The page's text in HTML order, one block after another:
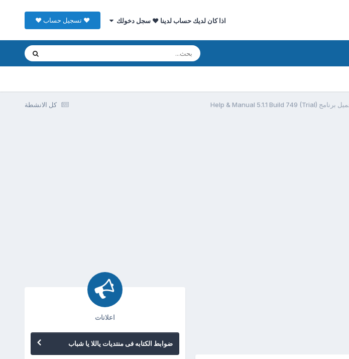
اذا كان لديك حساب لدينا ♥ سجل دخولك ♥ تسجيل حساب ♥
كل الانشطة
اعلانات
ضوابط الكتابه فى منتديات ياللا يا شباب